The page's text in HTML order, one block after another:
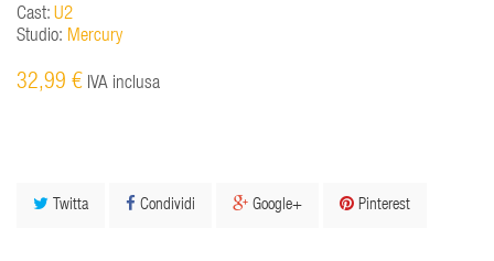
Cast: U2
Studio: Mercury
32,99 € IVA inclusa
Twitta Condividi Google+ Pinterest